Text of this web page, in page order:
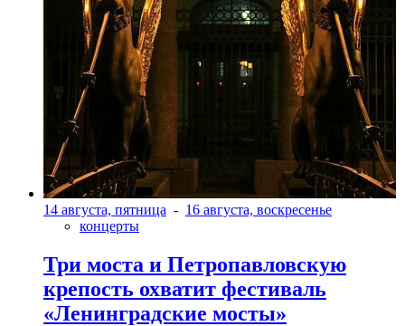
14 августа, пятница - 16 августа, воскресенье
концерты
Три моста и Петропавловскую
крепость охватит фестиваль
«Ленинградские мосты»